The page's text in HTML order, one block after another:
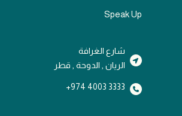
Speak Up
شارع الغرافة
الريان , الدوحة , قطر
3333 4003 974+